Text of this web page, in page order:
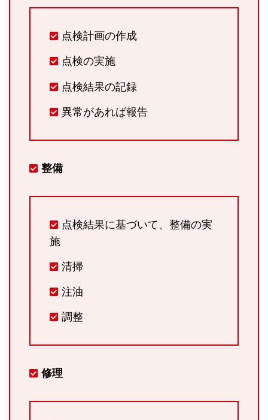
点検計画の作成
点検の実施
点検結果の記録
異常があれば報告
整備
点検結果に基づいて、整備の実
施
清掃
注油
調整
修理